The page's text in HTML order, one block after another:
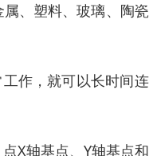
、塑料、玻璃、陶
作，就可以长时间
X轴基点、Y轴基点